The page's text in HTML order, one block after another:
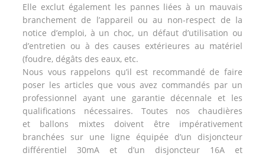
Elle exclut également les pannes liées à un mauvais
branchement de l’appareil ou au non-respect de la
notice d’emploi, à un choc, un défaut d’utilisation ou
d’entretien ou à des causes extérieures au matériel
(foudre, dégâts des eaux, etc.
Nous vous rappelons qu’il est recommandé de faire
poser les articles que vous avez commandés par un
professionnel ayant une garantie décennale et les
qualifications nécessaires. Toutes nos chaudières
et ballons mixtes doivent être impérativement
branchées sur une ligne équipée d’un disjoncteur
différentiel 30mA et d’un disjoncteur 16A et